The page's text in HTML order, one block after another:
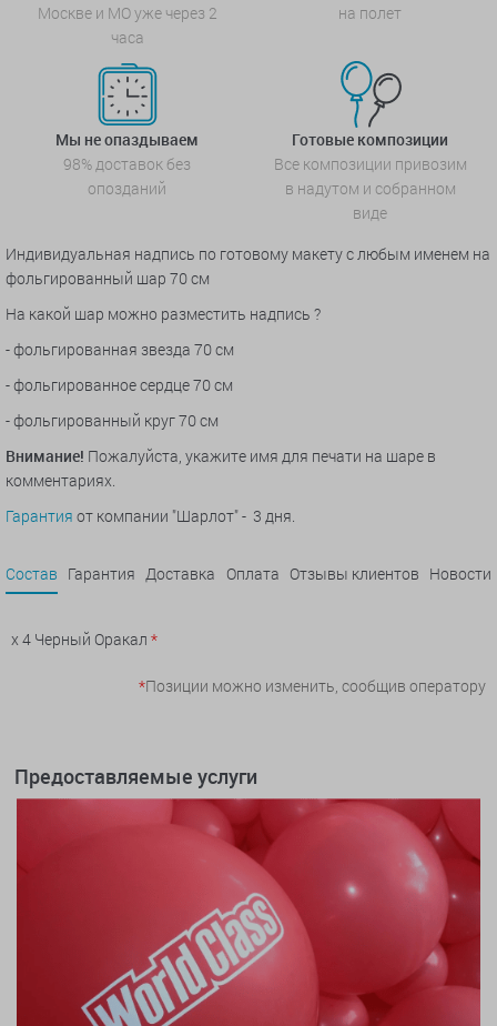
Москве и МО уже через 2
часа
на полет
Мы не опаздываем
98% доставок без
опозданий
Готовые композиции
Все композиции привозим
в надутом и собранном
виде
Индивидуальная надпись по готовому макету с любым именем на
фольгированный шар 70 см
На какой шар можно разместить надпись ?
- фольгированная звезда 70 см
- фольгированное сердце 70 см
- фольгированный круг 70 см
Внимание! Пожалуйста, укажите имя для печати на шаре в
комментариях.
Гарантия от компании "Шарлот" - 3 дня.
Состав Гарантия Доставка Оплата Отзывы клиентов Новости
x 4 Черный Оракал *
*Позиции можно изменить, сообщив оператору
Предоставляемые услуги